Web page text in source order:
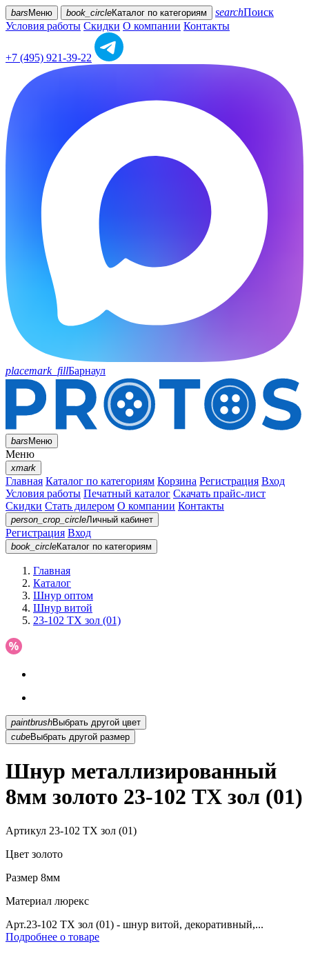
bars Меню book_circleКаталог по категориям searchПоиск
Условия работы Скидки О компании Контакты
+7 (495) 921-39-22
placemark_fillБарнаул
barsМеню
Меню
xmark
Главная Каталог по категориям Корзина Регистрация Вход
Условия работы Печатный каталог Скачать прайс-лист
Скидки Стать дилером О компании Контакты
person_crop_circleЛичный кабинет
Регистрация Вход
book_circleКаталог по категориям
Главная
Каталог
Шнур оптом
Шнур витой
23-102 TX зол (01)
paintbrush
Выбрать другой цвет
cubeВыбрать другой размер
Шнур металлизированный
8мм золото 23-102 TX зол (01)
Артикул 23-102 TX зол (01)
Цвет золото
Размер 8мм
Материал люрекс
Арт.23-102 TX зол (01) - шнур витой, декоративный,...
Подробнее о товаре